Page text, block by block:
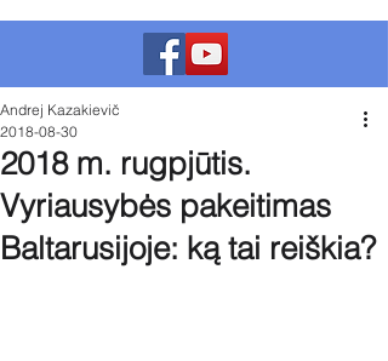
2018 m. rugpjūtis.
Vyriausybės pakeitimas
Baltarusijoje: ką tai reiškia?
Andrej Kazakievič
2018-08-30